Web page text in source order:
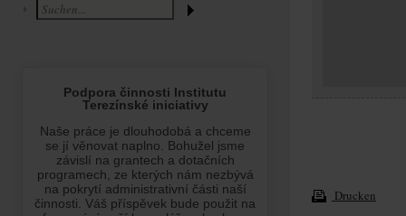
Drucken